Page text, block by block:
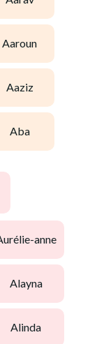
aaroun
aaziz
aba
aurélie-anne
alayna
alinda